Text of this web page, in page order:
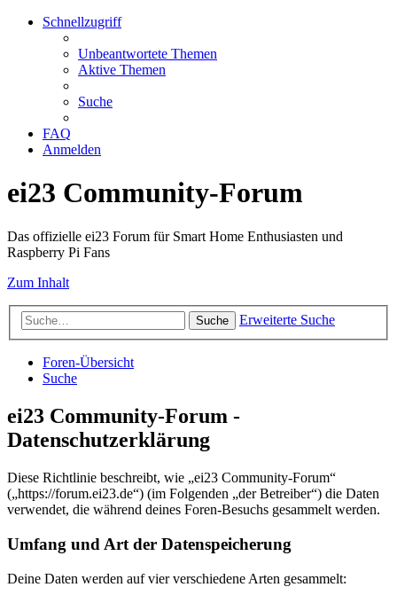
Schnellzugriff
Unbeantwortete Themen
Aktive Themen
Suche
FAQ
Anmelden
ei23 Community-Forum
Das offizielle ei23 Forum für Smart Home Enthusiasten und
Raspberry Pi Fans
Zum Inhalt
Suche Erweiterte Suche
Foren-Übersicht
Suche
ei23 Community-Forum -
Datenschutzerklärung
Diese Richtlinie beschreibt, wie „ei23 Community-Forum“
(„https://forum.ei23.de“) (im Folgenden „der Betreiber“) die Daten
verwendet, die während deines Foren-Besuchs gesammelt werden.
Umfang und Art der Datenspeicherung
Deine Daten werden auf vier verschiedene Arten gesammelt: